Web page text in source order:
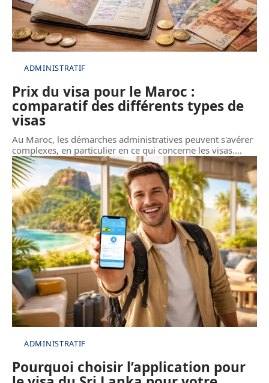
ADMINISTRATIF
Prix du visa pour le Maroc :
comparatif des différents types de
visas
Au Maroc, les démarches administratives peuvent s'avérer
complexes, en particulier en ce qui concerne les visas.…
ADMINISTRATIF
Pourquoi choisir l’application pour